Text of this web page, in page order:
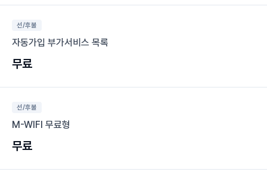
선/후불
자동가입 부가서비스 목록
무료
선/후불
M-WIFI 무료형
무료